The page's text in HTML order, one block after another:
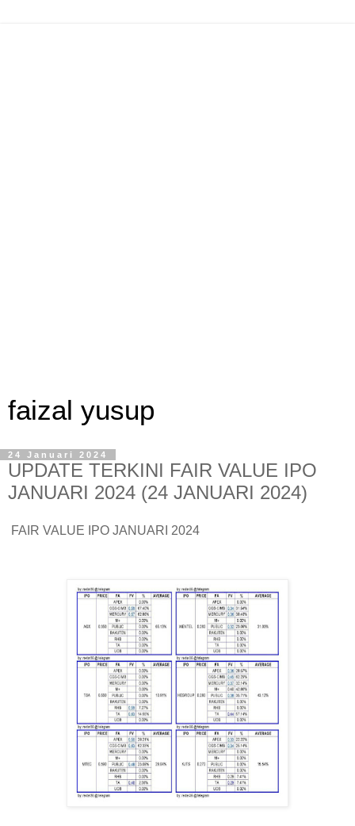
faizal yusup
24 Januari 2024
UPDATE TERKINI FAIR VALUE IPO
JANUARI 2024 (24 JANUARI 2024)
FAIR VALUE IPO JANUARI 2024